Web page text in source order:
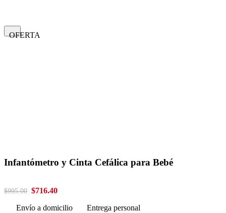
OFERTA
Infantómetro y Cinta Cefálica para Bebé
$995.00 $716.40
Envío a domicilio
Entrega personal